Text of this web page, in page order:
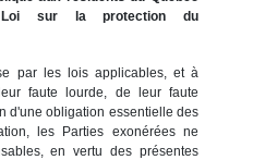
Loi sur la protection du
par les lois applicables, et à
faute lourde, de leur faute
d'une obligation essentielle des
les Parties exonérées ne
en vertu des présentes